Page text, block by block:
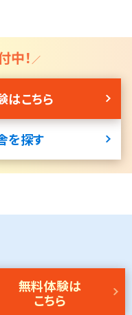
中！
を探す
はこちら
無料体験は
こちら
を探す